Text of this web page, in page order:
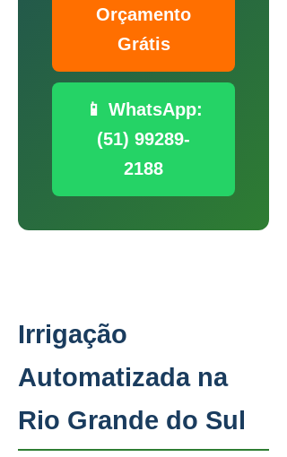
Orçamento
Grátis
📱 WhatsApp:
(51) 99289-
2188
Irrigação
Automatizada na
Rio Grande do Sul